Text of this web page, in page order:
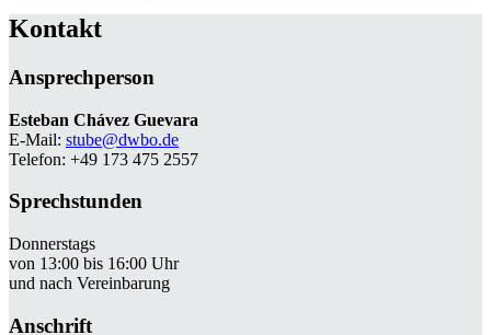
Kontakt
Ansprechperson
Esteban Chávez Guevara
E-Mail: stube@dwbo.de
Telefon: +49 173 475 2557
Sprechstunden
Donnerstags
von 13:00 bis 16:00 Uhr
und nach Vereinbarung
Anschrift